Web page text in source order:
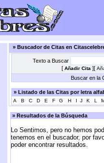
» Buscador de Citas en
Texto a Buscar
[ Añadir Cita ][
Buscar en la
» Listado de las Citas por letra
A B C D E F G H I J K L
» Resultados de la Búsqueda
Lo Sentimos, pero no hemos
tenemos en el buscador, por
poder encontrar resultados.